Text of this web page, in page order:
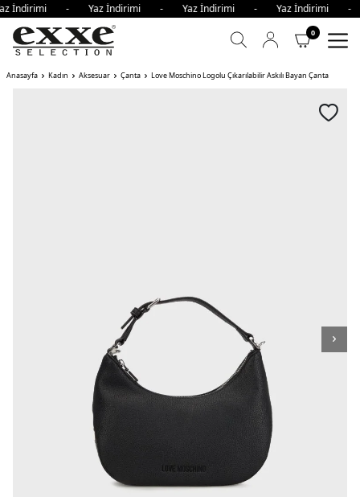
İndirimi - Yaz İndirimi - Yaz İndirimi - Yaz
0
Anasayfa Kadın Aksesuar Çanta Love Moschino Logolu Çıkarılabilir Askılı Bayan Çanta